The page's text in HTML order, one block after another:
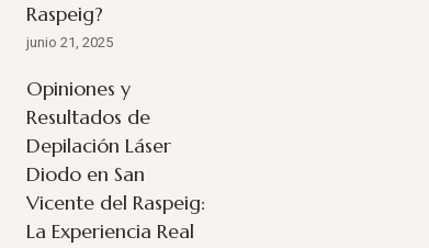
Raspeig?
junio 21, 2025
Opiniones y
Resultados de
Depilación Láser
Diodo en San
Vicente del Raspeig:
La Experiencia Real